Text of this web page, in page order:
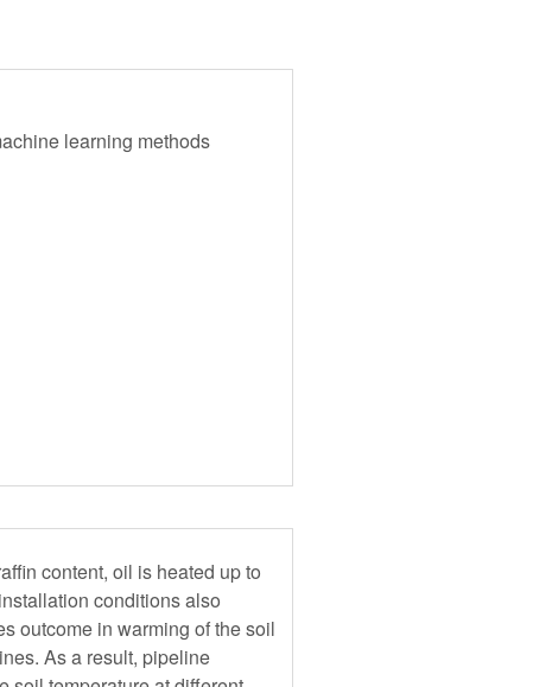
learning methods
content, oil is heated up to
conditions also
outcome in warming of the soil
As a result, pipeline